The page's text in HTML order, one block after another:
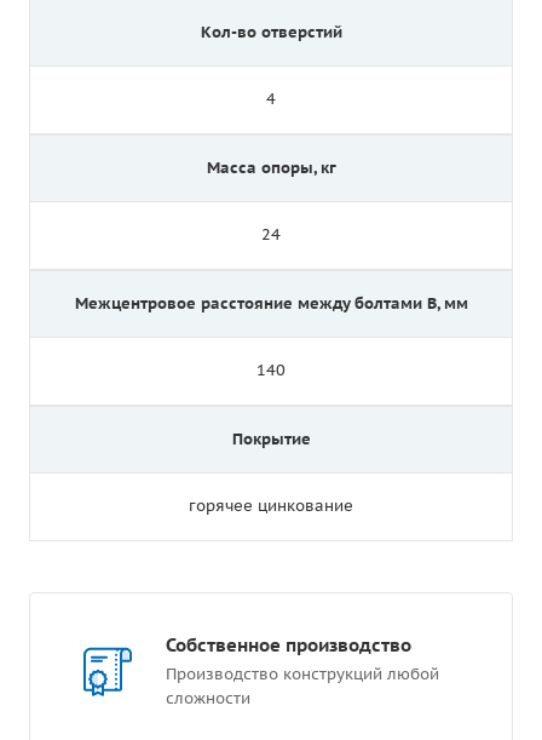
Кол-во отверстий
4
Масса опоры, кг
24
Межцентровое расстояние между болтами B, мм
140
Покрытие
горячее цинкование
Собственное производство
Производство конструкций любой
сложности